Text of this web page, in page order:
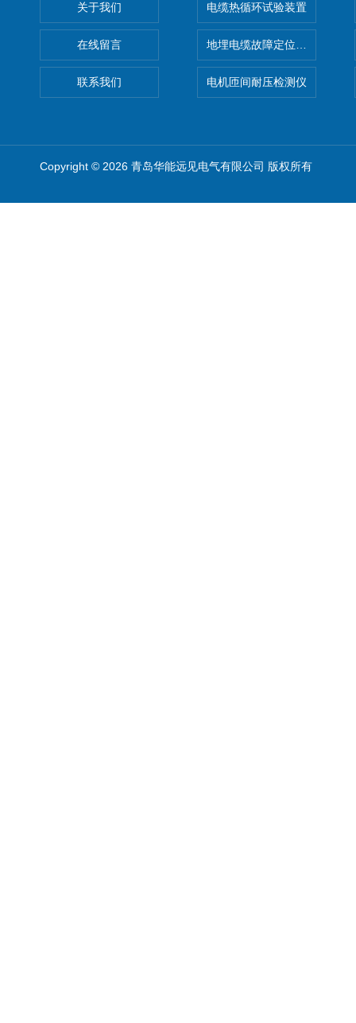
关于我们
在线留言
联系我们
电缆热循环试验装置
地埋电缆故障定位仪 地下电
电机匝间耐压检测仪
Copyright © 2026 青岛华能远见电气有限公司 版权所有